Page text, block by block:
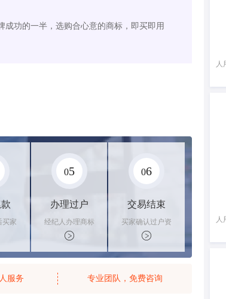
成功的一半，选购合心意的商标，即买即用
买家
家
续
05
办理过户
经纪人办理商标
转让手续，交付
相关证书
06
交易结束
买家确认过户资
料后，平台解冻
资金支付卖家
服务 专业团队，免费咨询